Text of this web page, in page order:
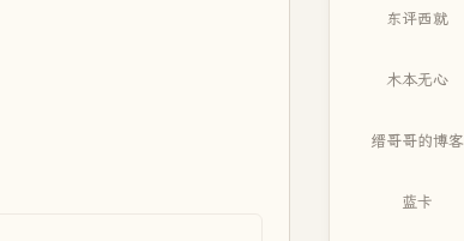
东评西就
木本无心
缙哥哥的博客
蓝卡